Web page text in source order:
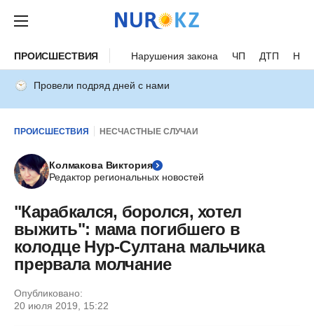
ПРОИСШЕСТВИЯ Нарушения закона ЧП ДТП
Провели подряд дней с нами
ПРОИСШЕСТВИЯ НЕСЧАСТНЫЕ СЛУЧАИ
Колмакова Виктория
Редактор региональных новостей
"Карабкался, боролся, хотел
выжить": мама погибшего в
колодце Нур-Султана мальчика
прервала молчание
Опубликовано:
20 июля 2019, 15:22